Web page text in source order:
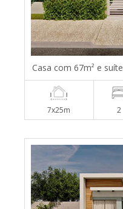
Casa com 67m² e suíte
7x25m 2